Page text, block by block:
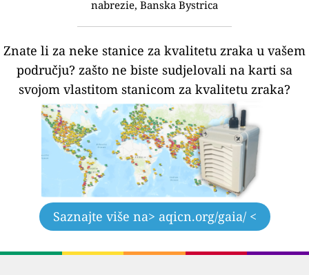
nabrezie, Banska Bystrica
Znate li za neke stanice za kvalitetu zraka u vašem
području? zašto ne biste sudjelovali na karti sa
svojom vlastitom stanicom za kvalitetu zraka?
Saznajte više na> aqicn.org/gaia/ <